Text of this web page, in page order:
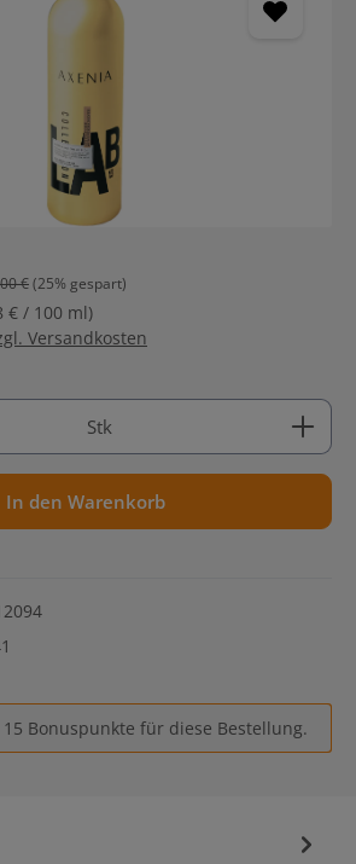
€(25% gespart)
€ / 100 ml)
Versandkosten
den gewünschten Wert ein
Stk
In den Warenkorb
Bonuspunkte für diese Bestellung.